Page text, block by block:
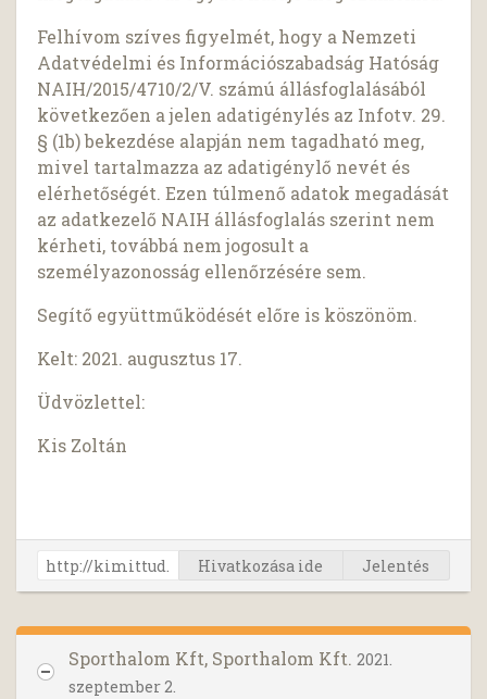
Felhívom szíves figyelmét, hogy a Nemzeti
Adatvédelmi és Információszabadság Hatóság
NAIH/2015/4710/2/V. számú állásfoglalásából
következően a jelen adatigénylés az Infotv. 29.
§ (1b) bekezdése alapján nem tagadható meg,
mivel tartalmazza az adatigénylő nevét és
elérhetőségét. Ezen túlmenő adatok megadását
az adatkezelő NAIH állásfoglalás szerint nem
kérheti, továbbá nem jogosult a
személyazonosság ellenőrzésére sem.
Segítő együttműködését előre is köszönöm.
Kelt: 2021. augusztus 17.
Üdvözlettel:
Kis Zoltán
Hivatkozása ide Jelentés
Sporthalom Kft, Sporthalom Kft. 2021.
szeptember 2.